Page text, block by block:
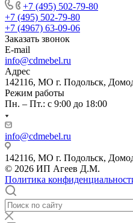
+7 (495) 502-79-80
+7 (495) 502-79-80
+7 (4967) 63-09-06
Заказать звонок
E-mail
info@cdmebel.ru
Адрес
142116, МО г. Подольск,
Режим работы
Пн. – Пт.: с 9:00 до 18:00
info@cdmebel.ru
142116, МО г. Подольск,
© 2026 ИП Агеев Д.М.
Политика